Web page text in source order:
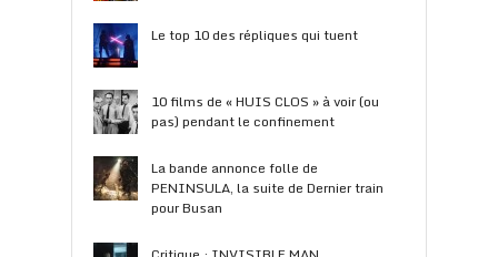
Le top 10 des répliques qui tuent
10 films de « HUIS CLOS » à voir (ou
pas) pendant le confinement
La bande annonce folle de
PENINSULA, la suite de Dernier train
pour Busan